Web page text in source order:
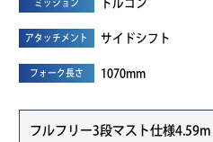
ミッション トルコン
アタッチメント サイドシフト
フォーク長さ 1070mm
フルフリー3段マスト仕様4.59m